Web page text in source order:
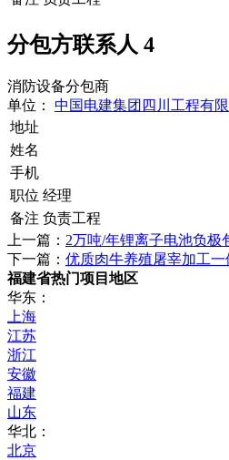
分包方联系人 4
消防设备分包商
单位： 中国电建集团四川工程有限
地址
姓名
手机
职位 经理
备注 负责工程
上一篇： 2万吨/年锂离子电池负极
下一篇： 优质肉牛养殖屠宰加工
福建省热门项目地区
华东：
上海
江苏
浙江
安徽
福建
山东
华北：
北京